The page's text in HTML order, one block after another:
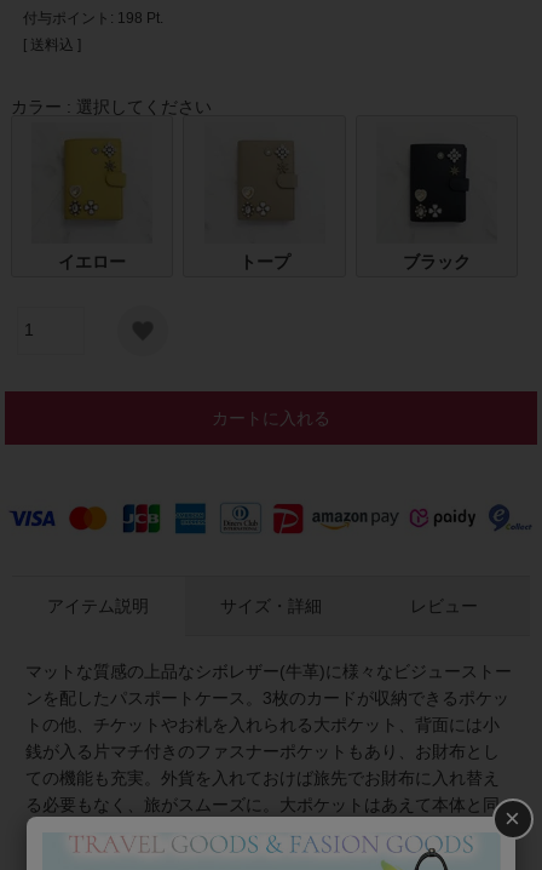
付与ポイント: 198 Pt.
送料込
カラー 選択してください
イエロー トープ ブラック
カートに入れる
アイテム説明
マットな質感の上品なシボレザー(牛革)に様々なビジューストー
ンを配したパスポートケース。3枚のカードが収納できるポケッ
トの他、チケットやお札を入れられる大ポケット、背面には小
銭が入る片マチ付きのファスナーポケットもあり、お財布とし
ての機能も充実。外貨を入れておけば旅先でお財布に入れ替え
る必要もなく、旅がスムーズに。大ポケットはあえて本体と同
じ高さにすることで、開いたときにもお札などの中身が見えな
い構造です。
サイズ・詳細 レビュー
×